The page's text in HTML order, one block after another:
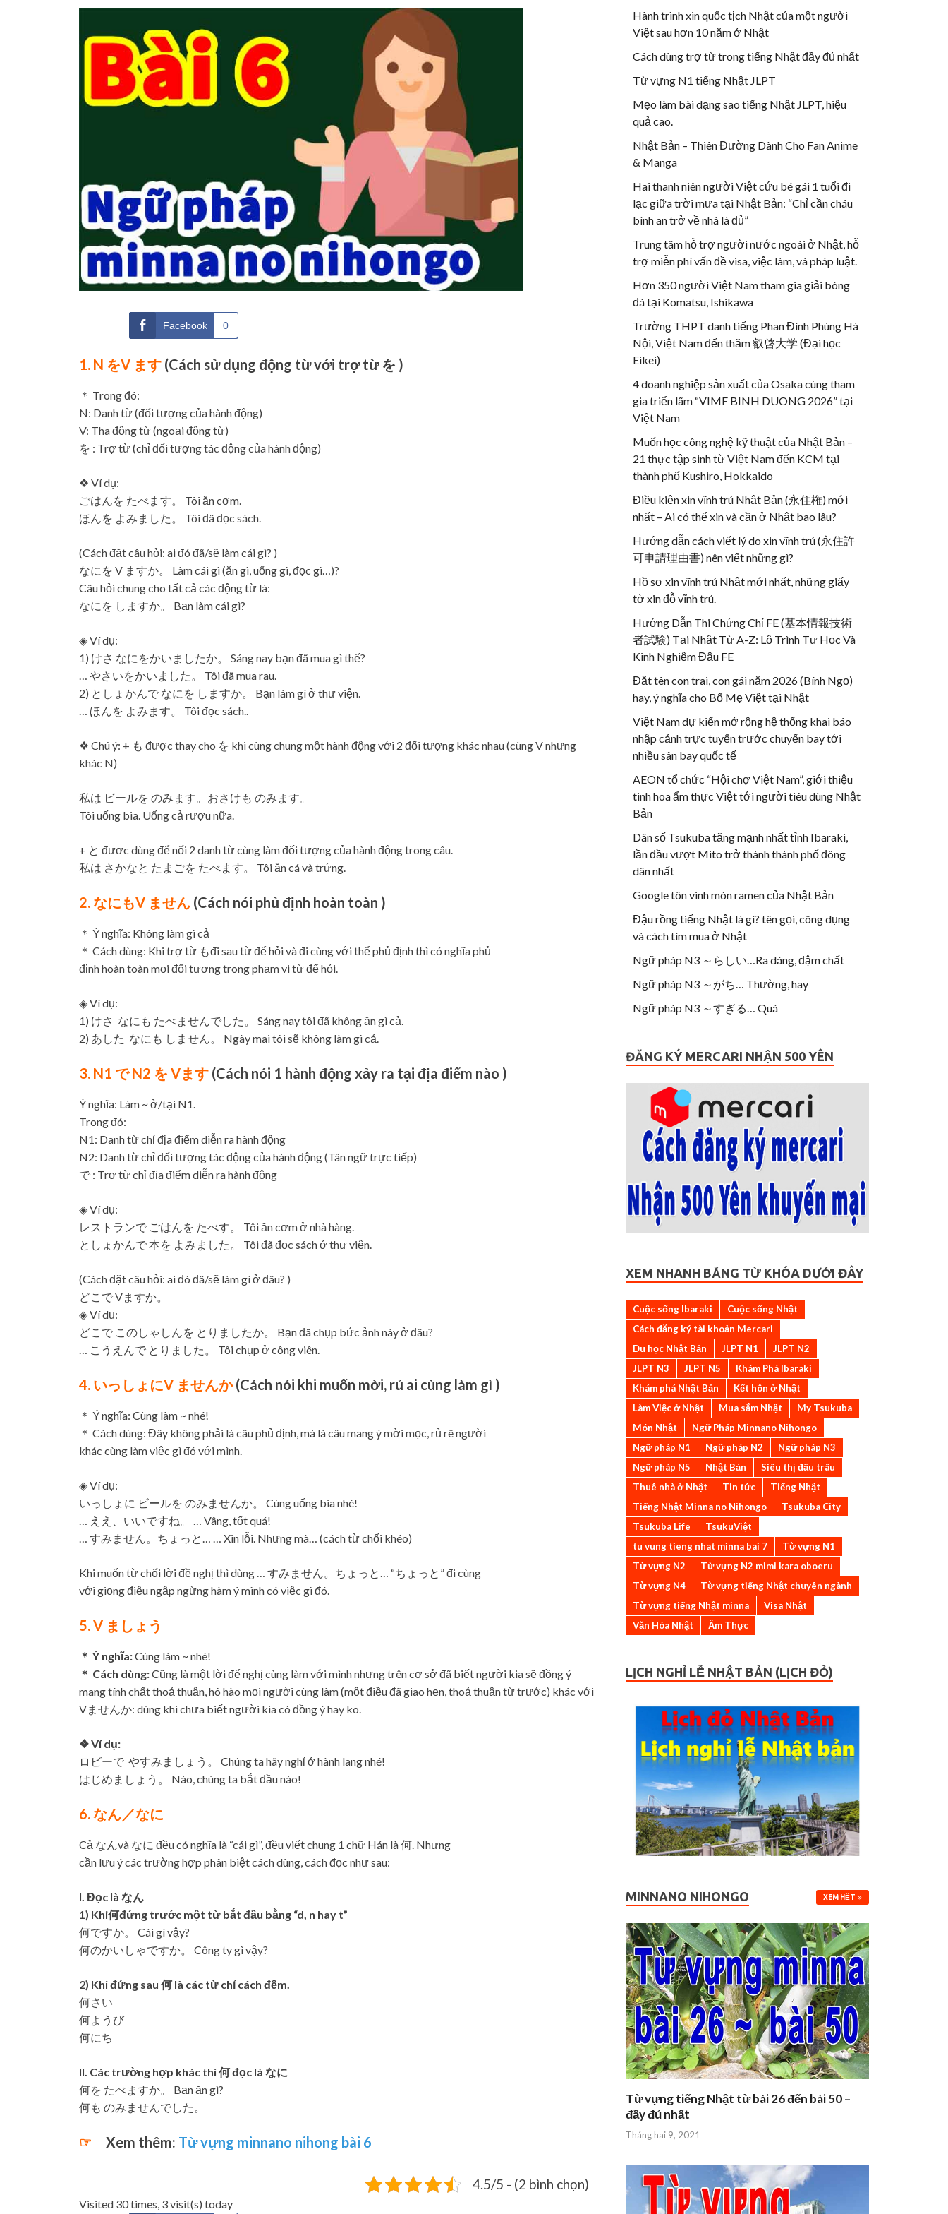
Facebook 0
1. N をV ます (Cách sử dụng động từ với trợ từ を )
＊ Trong đó:
N: Danh từ (đối tượng của hành động)
V: Tha động từ (ngoại động từ)
を : Trợ từ (chỉ đối tượng tác động của hành động)
❖ Ví dụ:
ごはんを たべます。 Tôi ăn cơm.
ほんを よみました。 Tôi đã đọc sách.
(Cách đặt câu hỏi: ai đó đã/sẽ làm cái gì? )
なにを V ますか。 Làm cái gì (ăn gì, uống gì, đọc gì…)?
Câu hỏi chung cho tất cả các động từ là:
なにを しますか。 Bạn làm cái gì?
◈ Ví dụ:
1) けさ なにをかいましたか。 Sáng nay bạn đã mua gì thế?
… やさいをかいました。 Tôi đã mua rau.
2) としょかんで なにを しますか。 Bạn làm gì ở thư viện.
… ほんを よみます。 Tôi đọc sách..
❖ Chú ý: + も được thay cho を khi cùng chung một hành động với 2 đối tượng khác nhau (cùng V nhưng
khác N)
私は ビールを のみます。おさけも のみます。
Tôi uống bia. Uống cả rượu nữa.
+ と đươc dùng để nối 2 danh từ cùng làm đối tượng của hành động trong câu.
私は さかなと たまごを たべます。 Tôi ăn cá và trứng.
2. なにもV ません (Cách nói phủ định hoàn toàn )
＊ Ý nghĩa: Không làm gì cả
＊ Cách dùng: Khi trợ từ もđi sau từ để hỏi và đi cùng với thể phủ định thì có nghĩa phủ
định hoàn toàn mọi đối tượng trong phạm vi từ để hỏi.
◈ Ví dụ:
1) けさ なにも たべませんでした。 Sáng nay tôi đã không ăn gì cả.
2) あした なにも しません。 Ngày mai tôi sẽ không làm gì cả.
3. N1 で N2 を Vます (Cách nói 1 hành động xảy ra tại địa điểm nào )
Ý nghĩa: Làm ~ ở/tại N1.
Trong đó:
N1: Danh từ chỉ địa điểm diễn ra hành động
N2: Danh từ chỉ đối tượng tác động của hành động (Tân ngữ trực tiếp)
で : Trợ từ chỉ địa điểm diễn ra hành động
◈ Ví dụ:
レストランで ごはんを たべす。 Tôi ăn cơm ở nhà hàng.
としょかんで 本を よみました。 Tôi đã đọc sách ở thư viện.
(Cách đặt câu hỏi: ai đó đã/sẽ làm gì ở đâu? )
どこで Vますか。
◈ Ví dụ:
どこで このしゃしんを とりましたか。 Bạn đã chụp bức ảnh này ở đâu?
… こうえんで とりました。 Tôi chụp ở công viên.
4. いっしょにV ませんか(Cách nói khi muốn mời, rủ ai cùng làm gì )
＊ Ý nghĩa: Cùng làm ~ nhé!
＊ Cách dùng: Đây không phải là câu phủ định, mà là câu mang ý mời mọc, rủ rê người
khác cùng làm việc gì đó với mình.
◈ Ví dụ:
いっしょに ビールを のみませんか。 Cùng uống bia nhé!
… ええ、いいですね。 … Vâng, tốt quá!
… すみません。ちょっと… … Xin lỗi. Nhưng mà… (cách từ chối khéo)
Khi muốn từ chối lời đề nghị thì dùng … すみません。ちょっと… “ちょっと” đi cùng
với giọng điệu ngập ngừng hàm ý mình có việc gì đó.
5. V ましょう
＊ Ý nghĩa:Cùng làm ~ nhé!
＊ Cách dùng:Cũng là một lời để nghị cùng làm với mình nhưng trên cơ sở đã biết người kia sẽ đồng ý
mang tính chất thoả thuận, hô hào mọi người cùng làm (một điều đã giao hẹn, thoả thuận từ trước) khác với
Vませんか: dùng khi chưa biết người kia có đồng ý hay ko.
❖ Ví dụ:
ロビーで やすみましょう。 Chúng ta hãy nghỉ ở hành lang nhé!
はじめましょう。 Nào, chúng ta bắt đầu nào!
6. なん／なに
Cả なんvà なに đều có nghĩa là “cái gì”, đều viết chung 1 chữ Hán là 何. Nhưng
cần lưu ý các trường hợp phân biệt cách dùng, cách đọc như sau:
I. Đọc là なん
1) Khi何đứng trước một từ bắt đầu bằng “d, n hay t”
何ですか。 Cái gì vậy?
何のかいしゃですか。 Công ty gì vậy?
2) Khi đứng sau 何 là các từ chỉ cách đếm.
何さい
何ようび
何にち
II. Các trường hợp khác thì 何 đọc là なに
何を たべますか。 Bạn ăn gì?
何も のみませんでした。
☞ Xem thêm: Từ vựng minnano nihong bài 6
4.5/5 - (2 bình chọn)
Visited 30 times, 3 visit(s) today
Hành trình xin quốc tịch Nhật của một người
Việt sau hơn 10 năm ở Nhật
Cách dùng trợ từ trong tiếng Nhật đầy đủ nhất
Từ vựng N1 tiếng Nhật JLPT
Mẹo làm bài dạng sao tiếng Nhật JLPT, hiệu
quả cao.
Nhật Bản – Thiên Đường Dành Cho Fan Anime
& Manga
Hai thanh niên người Việt cứu bé gái 1 tuổi đi
lạc giữa trời mưa tại Nhật Bản: “Chỉ cần cháu
bình an trở về nhà là đủ”
Trung tâm hỗ trợ người nước ngoài ở Nhật, hỗ
trợ miễn phí vấn đề visa, việc làm, và pháp luật.
Hơn 350 người Việt Nam tham gia giải bóng
đá tại Komatsu, Ishikawa
Trường THPT danh tiếng Phan Đình Phùng Hà
Nội, Việt Nam đến thăm 叡啓大学 (Đại học
Eikei)
4 doanh nghiệp sản xuất của Osaka cùng tham
gia triển lãm “VIMF BINH DUONG 2026” tại
Việt Nam
Muốn học công nghệ kỹ thuật của Nhật Bản –
21 thực tập sinh từ Việt Nam đến KCM tại
thành phố Kushiro, Hokkaido
Điều kiện xin vĩnh trú Nhật Bản (永住権) mới
nhất – Ai có thể xin và cần ở Nhật bao lâu?
Hướng dẫn cách viết lý do xin vĩnh trú (永住許
可申請理由書) nên viết những gì?
Hồ sơ xin vĩnh trú Nhật mới nhất, những giấy
tờ xin đỗ vĩnh trú.
Hướng Dẫn Thi Chứng Chỉ FE (基本情報技術
者試験) Tại Nhật Từ A-Z: Lộ Trình Tự Học Và
Kinh Nghiệm Đậu FE
Đặt tên con trai, con gái năm 2026 (Bính Ngọ)
hay, ý nghĩa cho Bố Mẹ Việt tại Nhật
Việt Nam dự kiến mở rộng hệ thống khai báo
nhập cảnh trực tuyến trước chuyến bay tới
nhiều sân bay quốc tế
AEON tổ chức “Hội chợ Việt Nam”, giới thiệu
tinh hoa ẩm thực Việt tới người tiêu dùng Nhật
Bản
Dân số Tsukuba tăng mạnh nhất tỉnh Ibaraki,
lần đầu vượt Mito trở thành thành phố đông
dân nhất
Google tôn vinh món ramen của Nhật Bản
Đậu rồng tiếng Nhật là gì? tên gọi, công dụng
và cách tìm mua ở Nhật
Ngữ pháp N3 ～らしい…Ra dáng, đậm chất
Ngữ pháp N3 ～がち… Thường, hay
Ngữ pháp N3 ～すぎる… Quá
ĐĂNG KÝ MERCARI NHẬN 500 YÊN
XEM NHANH BẰNG TỪ KHÓA DƯỚI ĐÂY
Cuộc sống Ibaraki
Cuộc sống Nhật
Cách đăng ký tài khoản Mercari
Du học Nhật Bản
JLPT N1
JLPT N2
JLPT N3
JLPT N5
Khám Phá Ibaraki
Khám phá Nhật Bản
Kết hôn ở Nhật
Làm Việc ở Nhật
Mua sắm Nhật
My Tsukuba
Món Nhật
Ngữ Pháp Minnano Nihongo
Ngữ pháp N1
Ngữ pháp N2
Ngữ pháp N3
Ngữ pháp N5
Nhật Bản
Siêu thị đầu trâu
Thuê nhà ở Nhật
Tin tức
Tiếng Nhật
Tiếng Nhật Minna no Nihongo
Tsukuba City
Tsukuba Life
TsukuViệt
tu vung tieng nhat minna bai 7
Từ vựng N1
Từ vựng N2
Từ vựng N2 mimi kara oboeru
Từ vựng N4
Từ vựng tiếng Nhật chuyên ngành
Từ vựng tiếng Nhật minna
Visa Nhật
Văn Hóa Nhật
Ẩm Thực
LỊCH NGHỈ LỄ NHẬT BẢN (LỊCH ĐỎ)
MINNANO NIHONGO XEM HẾT
Từ vựng tiếng Nhật từ bài 26 đến bài 50 –
đầy đủ nhất
Tháng hai 9, 2021